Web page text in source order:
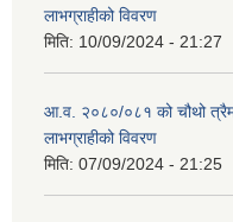
लाभग्राहीको विवरण
मिति: 10/09/2024 - 21:27
आ.व. २०८०/०८१ को चौथो
लाभग्राहीको विवरण
मिति: 07/09/2024 - 21:25